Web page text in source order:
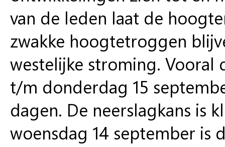
van de leden laat de
zwakke hoogtetroggen
westelijke stroming. Vooral
t/m donderdag 15
dagen. De neerslagkans is
woensdag 14 september is